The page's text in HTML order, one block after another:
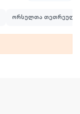
ორსულთა თეთრეული